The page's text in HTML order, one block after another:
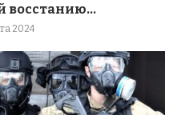
восстанию...
2024